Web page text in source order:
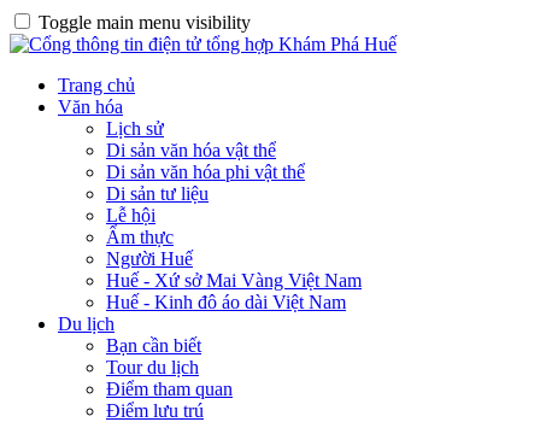
Toggle main menu visibility
Trang chủ
Văn hóa
Lịch sử
Di sản văn hóa vật thể
Di sản văn hóa phi vật thể
Di sản tư liệu
Lễ hội
Ẩm thực
Người Huế
Huế - Xứ sở Mai Vàng Việt Nam
Huế - Kinh đô áo dài Việt Nam
Du lịch
Bạn cần biết
Tour du lịch
Điểm tham quan
Điểm lưu trú